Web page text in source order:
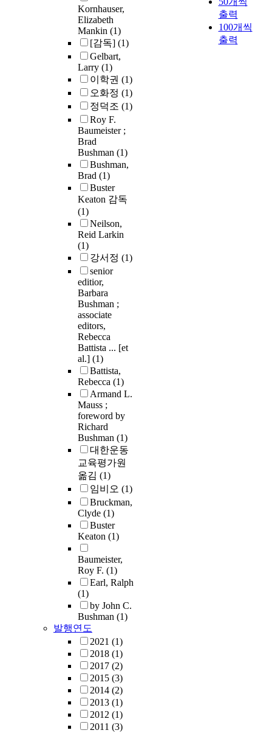
Kornhauser,
Elizabeth
Mankin (1)
[감독] (1)
Gelbart,
Larry (1)
이학권 (1)
오화정 (1)
정덕조 (1)
Roy F.
Baumeister ;
Brad
Bushman (1)
Bushman,
Brad (1)
Buster
Keaton 감독
(1)
Neilson,
Reid Larkin
(1)
강서정 (1)
senior
editior,
Barbara
Bushman ;
associate
editors,
Rebecca
Battista ... [et
al.] (1)
Battista,
Rebecca (1)
Armand L.
Mauss ;
foreword by
Richard
Bushman (1)
대한운동
교육평가원
옮김 (1)
임비오 (1)
Bruckman,
Clyde (1)
Buster
Keaton (1)
Baumeister,
Roy F. (1)
Earl, Ralph
(1)
by John C.
Bushman (1)
발행연도
2021 (1)
2018 (1)
2017 (2)
2015 (3)
2014 (2)
2013 (1)
2012 (1)
2011 (3)
출력
100개씩
출력